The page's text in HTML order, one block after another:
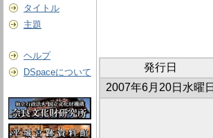
タイトル
主題
ヘルプ
DSpaceについて
発行日
2007年6月20日水曜日